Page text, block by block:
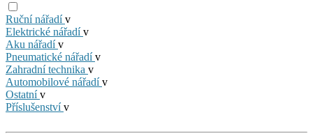
Ruční nářadív
Elektrické nářadív
Aku nářadív
Pneumatické nářadív
Zahradní technika v
Automobilové nářadív
Ostatnív
Příslušenstvív